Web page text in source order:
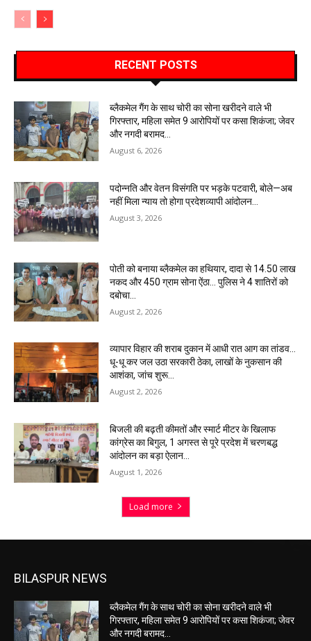
RECENT POSTS
ब्लैकमेल गैंग के साथ चोरी का सोना खरीदने वाले भी
गिरफ्तार, महिला समेत 9 आरोपियों पर कसा शिकंजा; जेवर
और नगदी बरामद…
August 6, 2026
पदोन्नति और वेतन विसंगति पर भड़के पटवारी, बोले—अब
नहीं मिला न्याय तो होगा प्रदेशव्यापी आंदोलन…
August 3, 2026
पोती को बनाया ब्लैकमेल का हथियार, दादा से 14.50 लाख
नकद और 450 ग्राम सोना ऐंठा… पुलिस ने 4 शातिरों को
दबोचा…
August 2, 2026
व्यापार विहार की शराब दुकान में आधी रात आग का तांडव…
धू-धू कर जल उठा सरकारी ठेका, लाखों के नुकसान की
आशंका, जांच शुरू…
August 2, 2026
बिजली की बढ़ती कीमतों और स्मार्ट मीटर के खिलाफ
कांग्रेस का बिगुल, 1 अगस्त से पूरे प्रदेश में चरणबद्ध
आंदोलन का बड़ा ऐलान…
August 1, 2026
Load more
BILASPUR NEWS
ब्लैकमेल गैंग के साथ चोरी का सोना खरीदने वाले भी
गिरफ्तार, महिला समेत 9 आरोपियों पर कसा शिकंजा; जेवर
और नगदी बरामद…